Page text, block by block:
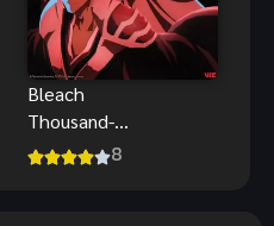
Bleach
Thousand-
Year Blood8